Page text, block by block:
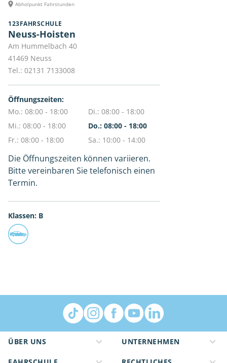
Abholpunkt Fahrstunden
123FAHRSCHULE
Neuss-Hoisten
Am Hummelbach 40
41469 Neuss
Tel.: 02131 7133008
Öffnungszeiten:
Mo.: 08:00 - 18:00
Di.: 08:00 - 18:00
Mi.: 08:00 - 18:00
Do.: 08:00 - 18:00
Fr.: 08:00 - 18:00
Sa.: 10:00 - 14:00
Die Öffnungszeiten können variieren.
Bitte vereinbaren Sie telefonisch einen
Termin.
Klassen: B
ÜBER UNS UNTERNEHMEN